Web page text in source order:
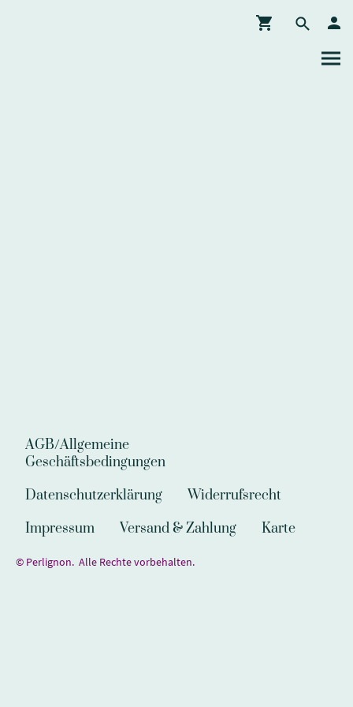
AGB/Allgemeine
Geschäftsbedingungen
Datenschutzerklärung
Widerrufsrecht
Impressum
Versand & Zahlung Karte
© Perlignon. Alle Rechte vorbehalten.